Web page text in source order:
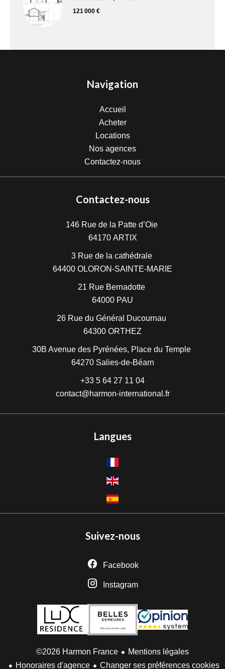
121 000 €
Navigation
Accueil
Acheter
Locations
Nos agences
Contactez-nous
Contactez-nous
146 Rue de la Patte d’Oie
64170 ARTIX
3 Rue de la cathédrale
64400 OLORON-SAINTE-MARIE
21 Rue Bernadotte
64000 PAU
26 Rue du Général Ducournau
64300 ORTHEZ
30B Avenue des Pyrénées, Place du Temple
64270 Salies-de-Béarn
+33 5 64 27 11 04
contact@harmon-international.fr
Langues
Suivez-nous
Facebook
Instagram
©2026 Harmon France
Mentions légales
Honoraires d'agence
Changer ses préférences cookies